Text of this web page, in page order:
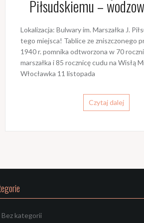
Piłsudskiemu –
Lokalizacja: Bulwary im. Marszałka J.
tego miejsca! Tablice ze zniszczonego
1940 r. pomnika odtworzona w 70
marszałka i 85 rocznicę cudu na Wisłą
Włocławka 11 listopada
Czytaj dalej
Bez kategorii